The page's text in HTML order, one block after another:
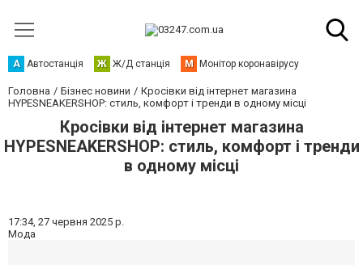
А Автостанція Ж Ж/Д станція М Монітор коронавірусу
Головна Бізнес новини
Кросівки від інтернет магазина
HYPESNEAKERSHOP: стиль, комфорт і тренди в одному місці
Кросівки від інтернет магазина
HYPESNEAKERSHOP: стиль, комфорт і тренди
в одному місці
17:34, 27 червня 2025 р.
Мода